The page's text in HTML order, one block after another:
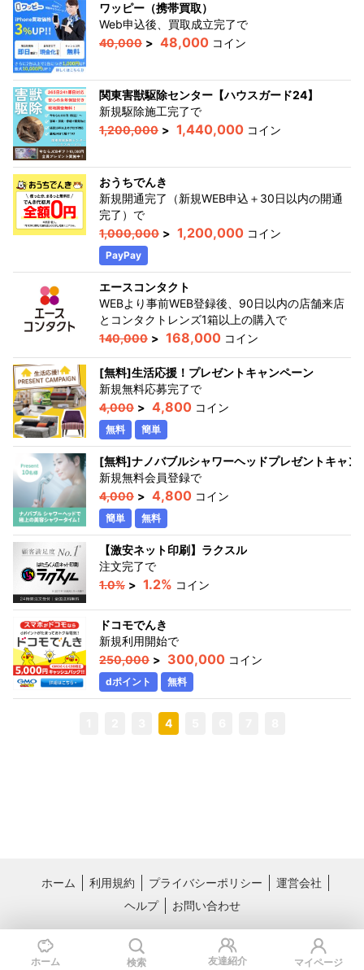
ワッピー（携帯買取）
Web申込後、買取成立完了で
40,000 > 48,000 コイン
関東害獣駆除センター【ハウスガード24】
新規駆除施工完了で
1,200,000 > 1,440,000 コイン
おうちでんき
新規開通完了（新規WEB申込＋30日以内の開通
完了） で
1,000,000 > 1,200,000 コイン
PayPay
エースコンタクト
WEBより事前WEB登録後、90日以内の店舗来店
とコンタクトレンズ1箱以上の購入 で
140,000 > 168,000 コイン
[無料]生活応援！プレゼントキャンペーン
新規無料応募完了で
4,000 > 4,800 コイン
無料 簡単
[無料]ナノバブルシャワーヘッドプレゼントキャン
新規無料会員登録で
4,000 > 4,800 コイン
簡単 無料
【激安ネット印刷】ラクスル
注文完了で
1.0% > 1.2% コイン
ドコモでんき
新規利用開始で
250,000 > 300,000 コイン
dポイント 無料
4
ホーム 利用規約 プライバシーポリシー
運営会社
ヘルプ
お問い合わせ
料理レシピ動画サービス クラシル
国内最大級のライフスタイル情報サー
ホーム 検索 友達紹介 マイページ